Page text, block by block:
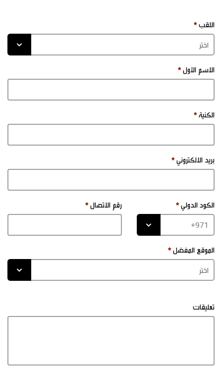
اللقب
الاسم الأول
الكنية
بريد الالكتروني
الكود الدولي رقم الاتصال
الموقع المفضل
تعليقات